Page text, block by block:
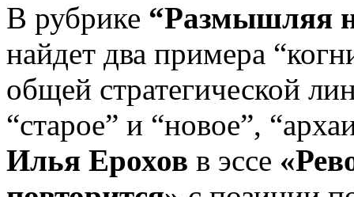
В рубрике “Размышляя
найдет два примера
общей стратегической
“старое” и “новое”,
Илья Ерохов в эссе